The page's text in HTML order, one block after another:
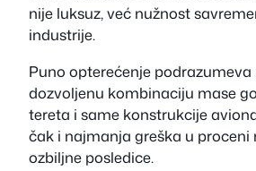
nije luksuz, već nužnost
industrije.
Puno opterećenje
dozvoljenu kombinaciju mase
tereta i same konstrukcije
čak i najmanja greška u proceni
ozbiljne posledice.